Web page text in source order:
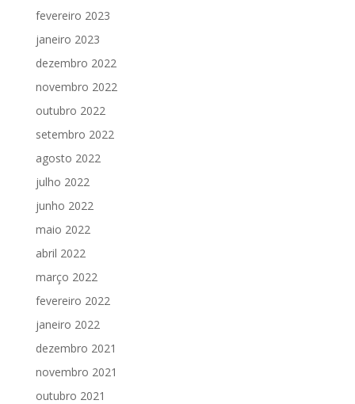
fevereiro 2023
janeiro 2023
dezembro 2022
novembro 2022
outubro 2022
setembro 2022
agosto 2022
julho 2022
junho 2022
maio 2022
abril 2022
março 2022
fevereiro 2022
janeiro 2022
dezembro 2021
novembro 2021
outubro 2021